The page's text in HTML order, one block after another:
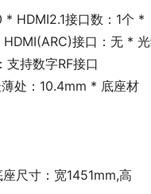
HDMI2.1接口数：1个 *
接口：无 *
持数字RF接口
处：10.4mm * 底座材
尺寸：宽1451mm,高